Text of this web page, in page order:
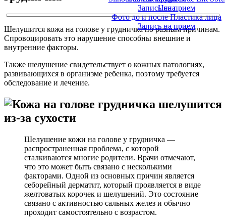
Цена
Фото до и после Пластика лица
Запись на прием
Запись на прием
Шелушится кожа на голове у грудничка по разным причинам.
Спровоцировать это нарушение способны внешние и
внутренние факторы.
Также шелушение свидетельствует о кожных патологиях,
развивающихся в организме ребенка, поэтому требуется
обследование и лечение.
Шелушение кожи на голове у грудничка —
распространенная проблема, с которой
сталкиваются многие родители. Врачи отмечают,
что это может быть связано с несколькими
факторами. Одной из основных причин является
себорейный дерматит, который проявляется в виде
желтоватых корочек и шелушений. Это состояние
связано с активностью сальных желез и обычно
проходит самостоятельно с возрастом.